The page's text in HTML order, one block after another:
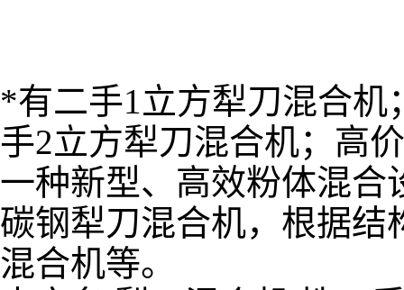
*有二手1立方犁刀混合机
手2立方犁刀混合机；高
一种新型、高效粉体混合
碳钢犁刀混合机，根据结
混合机等。